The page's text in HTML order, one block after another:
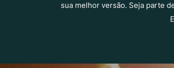
sua melhor versão. Seja parte